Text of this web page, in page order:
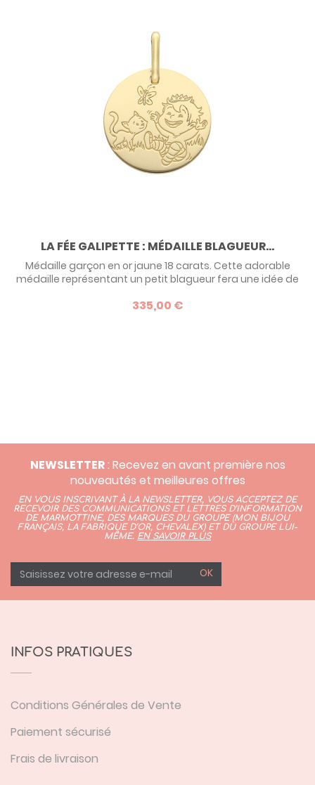
LA FÉE GALIPETTE : MÉDAILLE BLAGUEUR...
Médaille garçon en or jaune 18 carats. Cette adorable
médaille représentant un petit blagueur fera une idée de
naissance, de son baptême ou de son anniversaire. Une
335,00 €
NEWSLETTER: Recevez en avant première nos
nouveautés et meilleures offres
EN VOUS INSCRIVANT À LA NEWSLETTER, VOUS ACCEPTEZ DE
RECEVOIR DES COMMUNICATIONS ET LETTRES D’INFORMATION
DE MARMOTTINE, DES MARQUES DU GROUPE (MON BIJOU
FRANÇAIS, LA FABRIQUE D’OR, CHEVALEX)ET DU GROUPE LUI-
MÊME. EN SAVOIR PLUS
OK
INFOS PRATIQUES
Conditions Générales de Vente
Paiement sécurisé
Frais de livraison